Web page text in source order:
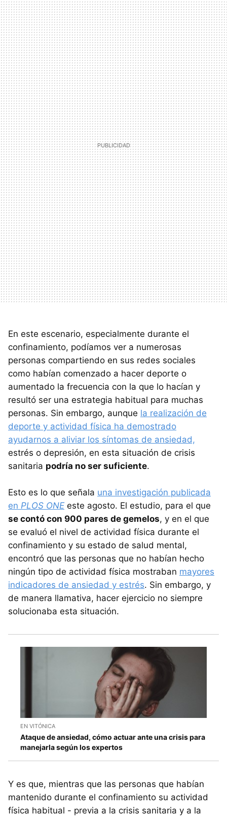
En este escenario, especialmente durante el
confinamiento, podíamos ver a numerosas
personas compartiendo en sus redes sociales
como habían comenzado a hacer deporte o
aumentado la frecuencia con la que lo hacían y
resultó ser una estrategia habitual para muchas
personas. Sin embargo, aunque la realización de
deporte y actividad física ha demostrado
ayudarnos a aliviar los síntomas de ansiedad,
estrés o depresión, en esta situación de crisis
sanitaria podría no ser suficiente.
Esto es lo que señala una investigación publicada
en PLOS ONE este agosto. El estudio, para el que
se contó con 900 pares de gemelos, y en el que
se evaluó el nivel de actividad física durante el
confinamiento y su estado de salud mental,
encontró que las personas que no habían hecho
ningún tipo de actividad física mostraban mayores
indicadores de ansiedad y estrés. Sin embargo, y
de manera llamativa, hacer ejercicio no siempre
solucionaba esta situación.
EN VITÓNICA
Ataque de ansiedad, cómo actuar ante una crisis para
manejarla según los expertos
Y es que, mientras que las personas que habían
mantenido durante el confinamiento su actividad
física habitual - previa a la crisis sanitaria y a la